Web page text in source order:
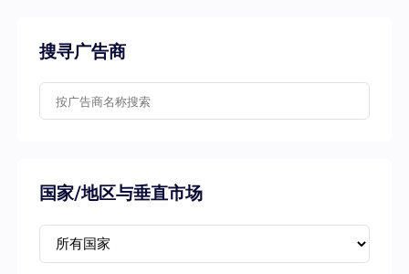
搜寻广告商
国家/地区与垂直市场